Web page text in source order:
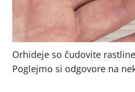
Orhideje so čudovite
Poglejmo si odgovore na